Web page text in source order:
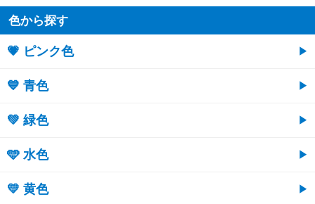
色から探す
💗 ピンク色
💙 青色
💚 緑色
🩵 水色
💛 黄色